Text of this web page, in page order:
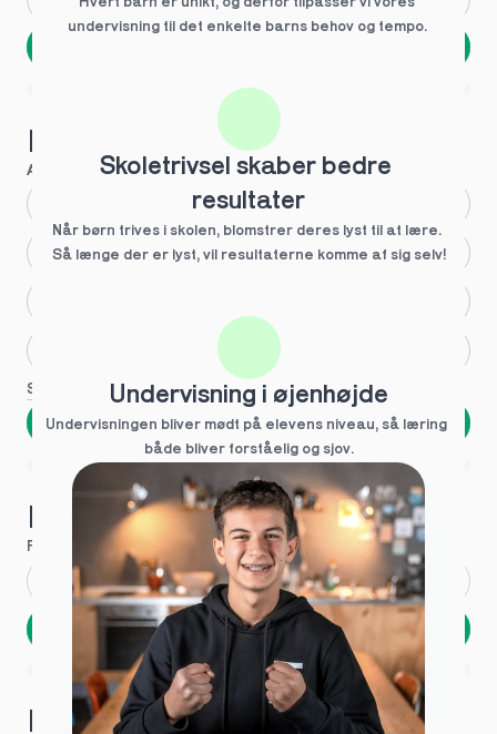
1 ud af 9 for at finde den rette tutor
Hvilke behov?
Anbefalet til dig
Større skoleglæde
Se flere
Næste
Spring over
1 ud af 9 for at finde den rette tutor
Hvad hedder du?
Fornavn Efternavn
Næste
Opbevares sikkert - oplysninger deles aldrig
1 ud af 9 for at finde den rette tutor
Hvordan kontakter vi dig?
undervisning til det enkelte barns behov og tempo.
Skoletrivsel skaber bedre
resultater
Når børn trives i skolen, blomstrer deres lyst til at lære.
Så længe der er lyst, vil resultaterne komme af sig selv!
Undervisning i øjenhøjde
Undervisningen bliver mødt på elevens niveau, så læring
både bliver forståelig og sjov.